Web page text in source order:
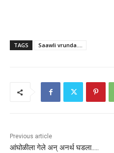
TAGS Saawli vrunda....
Previous article
आंघोळीला गेले अन् अनर्थ घडला…..